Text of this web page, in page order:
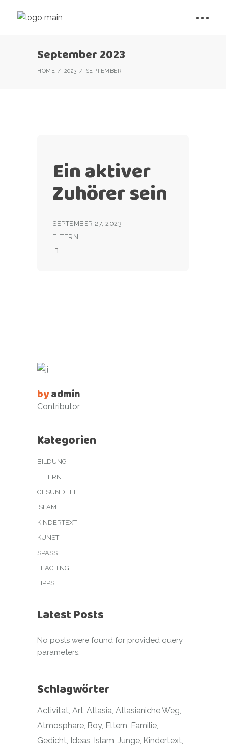
September 2023
HOME 2023 SEPTEMBER
Ein aktiver
Zuhörer sein
SEPTEMBER 27, 2023
ELTERN
byadmin
Contributor
Kategorien
BILDUNG
ELTERN
GESUNDHEIT
ISLAM
KINDERTEXT
KUNST
SPASS
TEACHING
TIPPS
Latest Posts
No posts were found for provided query
parameters.
Schlagwörter
Activitat Art Atlasia Atlasianiche Weg
Atmosphare Boy Eltern Familie
Gedicht Ideas Islam Junge Kindertext